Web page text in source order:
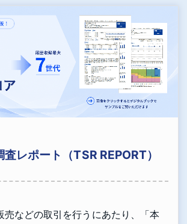
レポート（TSR REPORT）
売などの取引を行うにあたり、「本